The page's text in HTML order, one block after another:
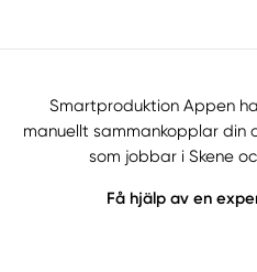
Smartproduktion Appen
manuellt sammankopplar
som jobbar i Skene
Få hjälp av en